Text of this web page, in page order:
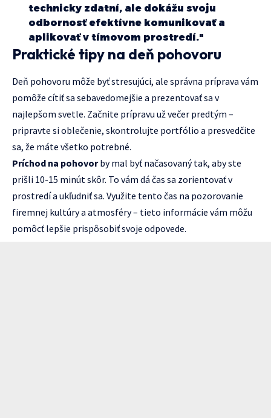
technicky zdatní, ale dokážu svoju
odbornosť efektívne komunikovať a
aplikovať v tímovom prostredí."
Praktické tipy na deň pohovoru
Deň pohovoru môže byť stresujúci, ale správna príprava vám
pomôže cítiť sa sebavedomejšie a prezentovať sa v
najlepšom svetle. Začnite prípravu už večer predtým –
pripravte si oblečenie, skontrolujte portfólio a presvedčite
sa, že máte všetko potrebné.
Príchod na pohovorby mal byť načasovaný tak, aby ste
prišli 10-15 minút skôr. To vám dá čas sa zorientovať v
prostredí a ukľudniť sa. Využite tento čas na pozorovanie
firemnej kultúry a atmosféry – tieto informácie vám môžu
pomôcť lepšie prispôsobiť svoje odpovede.